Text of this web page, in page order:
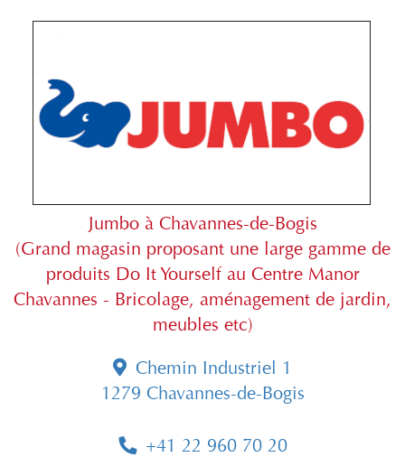
Jumbo à Chavannes-de-Bogis
(Grand magasin proposant une large gamme de
produits Do It Yourself au Centre Manor
Chavannes - Bricolage, aménagement de jardin,
meubles etc)
Chemin Industriel 1
1279 Chavannes-de-Bogis
+41 22 960 70 20